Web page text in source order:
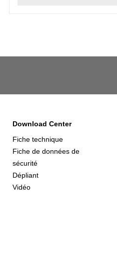
Download Center
Fiche technique
Fiche de données de
sécurité
Dépliant
Vidéo